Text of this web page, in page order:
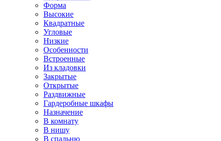
Форма
Высокие
Квадратные
Угловые
Низкие
Особенности
Встроенные
Из кладовки
Закрытые
Открытые
Раздвижные
Гардеробные шкафы
Назначение
В комнату
В нишу
В спальню